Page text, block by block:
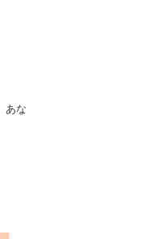
あな